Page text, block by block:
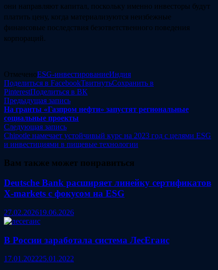
они направляют капитал, поскольку именно инвесторы будут
платить цену, когда материализуются неизбежные
финансовые последствия безответственного поведения
корпораций.
ОтмеченоESG-инвестированиеИндия
Поделиться в FacebookТвитнутьСохранить в
PinterestПоделиться в ВК
Навигация
по
записям
Предыдущая записьПредыдущая
запись:
На гранты «Газпром нефти» запустят региональные
социальные проекты
Следующая записьСледующая
запись:
Chipotle намечает устойчивый курс на 2023 год с целями ESG
и инвестициями в пищевые технологии
Вам также может понравиться
Deutsche Bank расширяет линейку сертификатов
X‑markets с фокусом на ESG
27.02.202619.06.2026
В России заработала система ЛесЕгаис
17.01.202225.01.2022